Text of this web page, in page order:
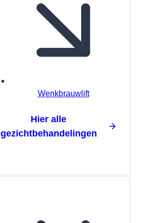
Wenkbrauwlift
Hier alle
gezichtbehandelingen